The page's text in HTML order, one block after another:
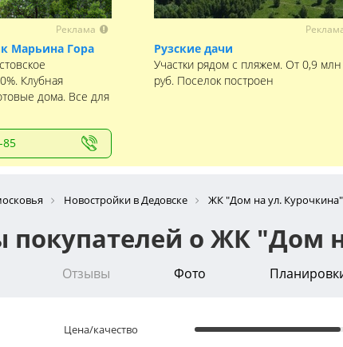
Реклама
Марьина Гора
Клубная
дома. Все для
85
Рузские дачи
Участки рядом с пляжем. От 0,9 млн
руб. Поселок построен
Новостройки в Дедовске ЖК "Дом на ул. Курочкина"
покупателей о ЖК "Дом
Отзывы Фото
Цена/качество